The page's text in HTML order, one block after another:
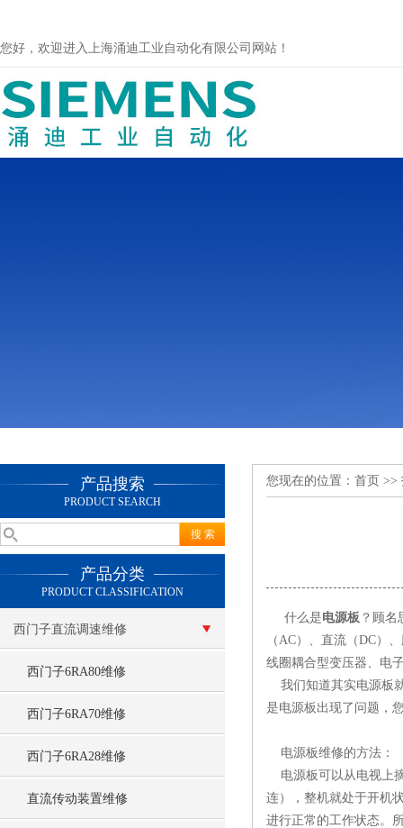
您好，欢迎进入上海涌迪工业自动化有限公司网站！
产品搜索
PRODUCT SEARCH
产品分类
PRODUCT CLASSIFICATION
西门子直流调速维修
西门子6RA80维修
西门子6RA70维修
西门子6RA28维修
直流传动装置维修
您现在的位置： 首页 >>
什么是电源板 ？顾
（AC）、直流（DC）
线圈耦合型变压器、电
我们知道其实电源板
是电源板出现了问题，
电源板维修的方法：
电源板可以从电视上
连），整机就处于开机
进行正常的工作状态。